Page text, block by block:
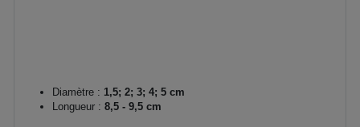
Diamètre : 1,5; 2; 3; 4; 5 cm
Longueur : 8,5 - 9,5 cm